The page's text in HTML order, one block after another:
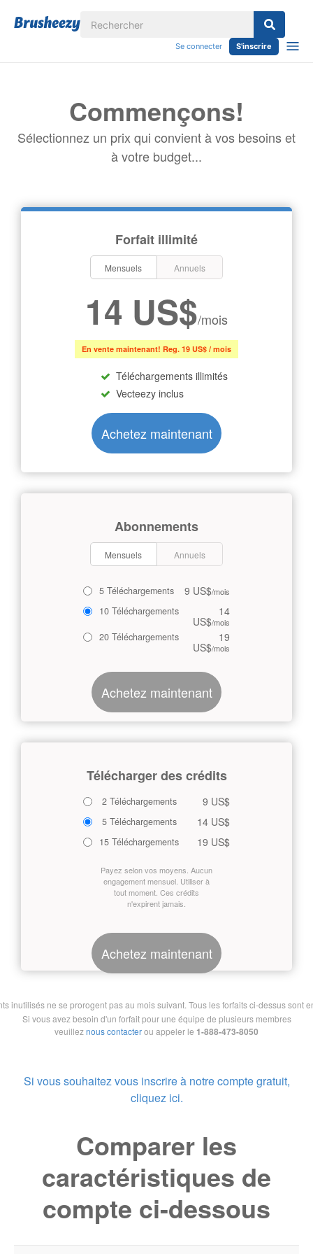
Se connecter S'inscrire
Commençons!
Sélectionnez un prix qui convient à vos besoins et
à votre budget...
Forfait illimité
Mensuels Annuels
14 US$/mois
En vente maintenant! Reg. 19 US$ / mois
Téléchargements illimités
Vecteezy inclus
Achetez maintenant
Abonnements
Mensuels Annuels
5 Téléchargements 9 US$/mois
10 Téléchargements 14
US$/mois
20 Téléchargements 19
US$/mois
Achetez maintenant
Télécharger des crédits
2 Téléchargements 9 US$
5 Téléchargements 14 US$
15 Téléchargements 19 US$
Payez selon vos moyens. Aucun
engagement mensuel. Utiliser à
tout moment. Ces crédits
n'expirent jamais.
Achetez maintenant
inutilisés ne se prorogent pas au mois suivant. Tous les forfaits ci-dessus sont
Si vous avez besoin d'un forfait pour une équipe de plusieurs membres
veuilleznous contacterou appeler le 1-888-473-8050
Si vous souhaitez vous inscrire à notre compte gratuit,
cliquez ici.
Comparer les
caractéristiques de
compte ci-dessous